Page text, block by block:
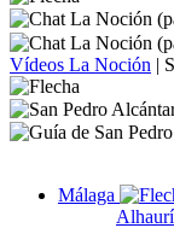
Vídeos La Noción |
Málaga